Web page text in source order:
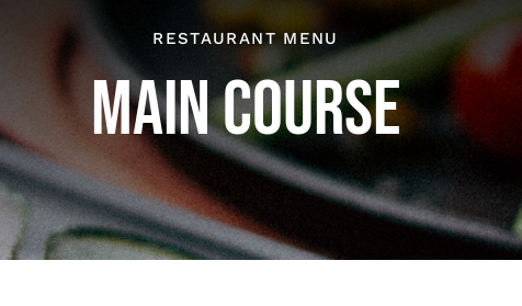
RESTAURANT MENU
MAIN COURSE